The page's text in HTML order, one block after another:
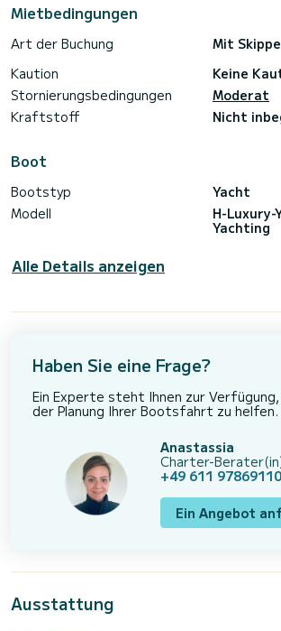
Mietbedingungen
Art der Buchung
Mit
Kaution
Keine
Stornierungsbedingungen
Moderat
Kraftstoff
Nicht
Boot
Bootstyp
Yacht
Modell
H-Luxury-
Yachting
Alle Details anzeigen
Haben Sie eine Frage?
Ein Experte steht Ihnen zur Verfügung,
der Planung Ihrer Bootsfahrt zu helfen.
Anastassia
Charter-
+49 611 97869110
Ein Angebot
Ausstattung